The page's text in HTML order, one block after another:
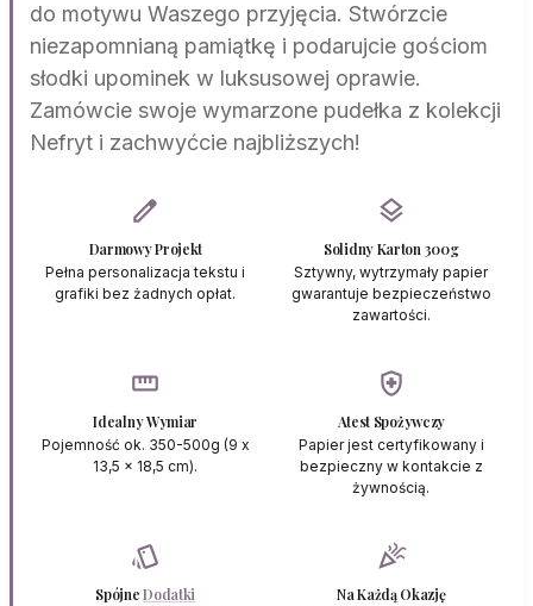
do motywu Waszego przyjęcia. Stwórzcie
niezapomnianą pamiątkę i podarujcie gościom
słodki upominek w luksusowej oprawie.
Zamówcie swoje wymarzone pudełka z kolekcji
Nefryt i zachwyćcie najbliższych!
edit
Darmowy Projekt
Pełna personalizacja tekstu i
grafiki bez żadnych opłat.
layers
Solidny Karton 300g
Sztywny, wytrzymały papier
gwarantuje bezpieczeństwo
zawartości.
straighten
Idealny Wymiar
Pojemność ok. 350-500g (9 x
13,5 x 18,5 cm).
health_and_safety
Atest Spożywczy
Papier jest certyfikowany i
bezpieczny w kontakcie z
żywnością.
style
SpójneDodatki
celebration
Na Każdą Okazję